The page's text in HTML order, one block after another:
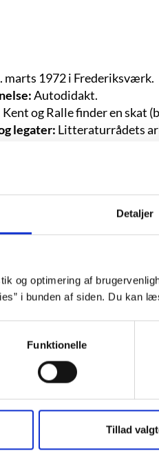
Detaljer
og optimering af
i bunden af siden. Du kan
Funktionelle
Tillad
marts 1972 i Frederiksværk.
Autodidakt.
Kent og Ralle finder en skat
legater: Litteraturrådets
for Kulturministeriets
Honourlist som illustrator
i
udgivelse:Bjørn og Ræv
en blyant i
er vokset op som den
kreative barn og siger –
holde på en blyant:
13-årig fik han sin første
først og fremmest